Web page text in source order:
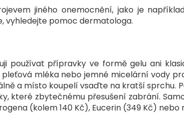
jiného onemocnění, jako je
vyhledejte pomoc dermatologa.
používat přípravky ve formě gelu ani
mléka nebo jemné micelární vody
a místo koupelí vsaďte na kratší sprchu.
které zbytečnému přesušení zabrání.
(kolem 140 Kč), Eucerin (349 Kč) nebo